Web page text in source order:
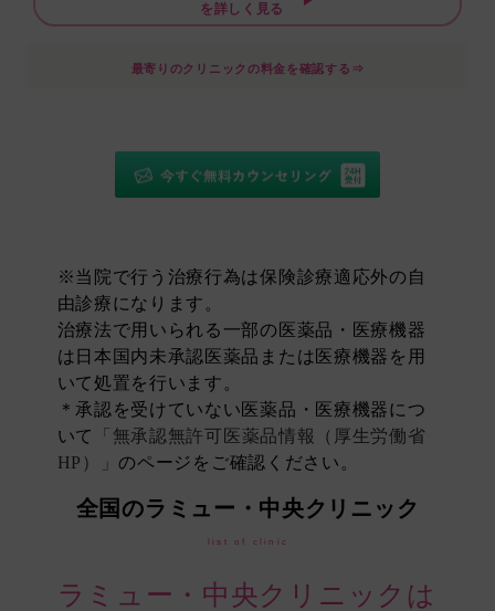
を詳しく見る
最寄りのクリニックの料金を確認する⇒
※当院で行う治療行為は保険診療適応外の自
由診療になります。
治療法で用いられる一部の医薬品・医療機器
は日本国内未承認医薬品または医療機器を用
いて処置を行います。
＊承認を受けていない医薬品・医療機器につ
いて
「無承認無許可医薬品情報（厚生労働省
HP）」のページをご確認ください。
全国のラミュー・中央クリニック
list of clinic
ラミュー・中央クリニックは